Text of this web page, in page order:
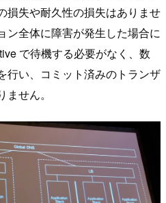
損失や耐久性の損失はありませ
ン全体に障害が発生した場合に
で待機する必要がなく、数
行い、コミット済みのトランザ
せん。